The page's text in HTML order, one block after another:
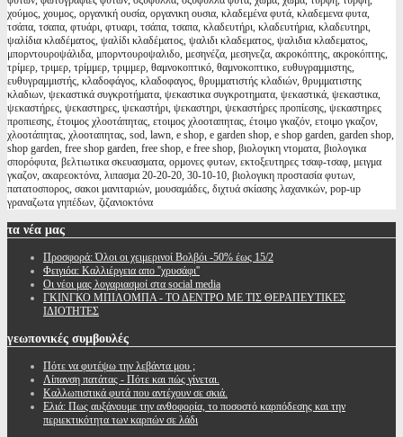
χούμος, χουμος, οργανική ουσία, οργανικη ουσια, κλαδεμένα φυτά, κλαδεμενα φυτα,
τσάπα, τσαπα, φτυάρι, φτυαρι, τσάπα, τσαπα, κλαδευτήρι, κλαδευτήρια, κλαδευτηρι,
ψαλίδια κλαδέματος, ψαλίδι κλαδέματος, ψαλιδι κλαδεματος, ψαλιδια κλαδεματος,
μπορντουροψάλιδα, μπορντουροψαλιδο, μεσηνέζα, μεσηνεζα, ακροκόπτης, ακροκόπτης,
τρίμερ, τριμερ, τρίμμερ, τριμμερ, θαμνοκοπτικό, θαμνοκοπτικο, ευθυγραμμιστης,
ευθυγραμμιστής, κλαδοφάγος, κλαδοφαγος, θρυμματιστής κλαδιών, θρυμματιστης
κλαδιων, ψεκαστικά συγκροτήματα, ψεκαστικα συγκροτηματα, ψεκαστικά, ψεκαστικα,
ψεκαστήρες, ψεκαστηρες, ψεκαστήρι, ψεκαστηρι, ψεκαστήρες προπίεσης, ψεκαστηρες
προπιεσης, έτοιμος χλοοτάπητας, ετοιμος χλοοταπητας, έτοιμο γκαζόν, ετοιμο γκαζον,
χλοοτάπητας, χλοοταπητας, sod, lawn, e shop, e garden shop, e shop garden, garden shop,
shop garden, free shop garden, free shop, e free shop, βιολογικη ντοματα, βιολογικα
σπορόφυτα, βελτιωτικα σκευασματα, ορμονες φυτων, εκτοξευτηρες τσαφ-τσαφ, μειγμα
γκαζον, ακαρεοκτόνα, λιπασμα 20-20-20, 30-10-10, βιολογικη προστασία φυτων,
πατατοσπορος, σακοι μανιταριών, μουσαμάδες, διχτυά σκίασης λαχανικών, pop-up
γραναζωτα γηπέδων, ζιζανιοκτόνα
τα νέα μας
Προσφορά: Όλοι οι χειμερινοί Βολβόι -50% έως 15/2
Φειγιόα: Καλλιέργεια απο ''χρυσάφι''
Oι νέοι μας λογαριασμοί στα social media
ΓΚΙΝΓΚΟ ΜΠΙΛΟΜΠΑ - ΤΟ ΔΕΝΤΡΟ ΜΕ ΤΙΣ ΘΕΡΑΠΕΥΤΙΚΕΣ
ΙΔΙΟΤΗΤΕΣ
γεωπονικές συμβουλές
Πότε να φυτέψω την λεβάντα μου ;
Λίπανση πατάτας - Πότε και πώς γίνεται.
Καλλωπιστικά φυτά που αντέχουν σε σκιά.
Ελιά: Πως αυξάνουμε την ανθοφορία, το ποσοστό καρπόδεσης και την
περιεκτικότητα των καρπών σε λάδι